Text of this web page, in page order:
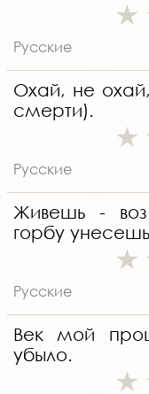
Русские
Охай, не
смерти).
Русские
Живешь -
горбу
Русские
Век мой
убыло.